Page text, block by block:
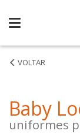
Produtos
Baby
uniformes